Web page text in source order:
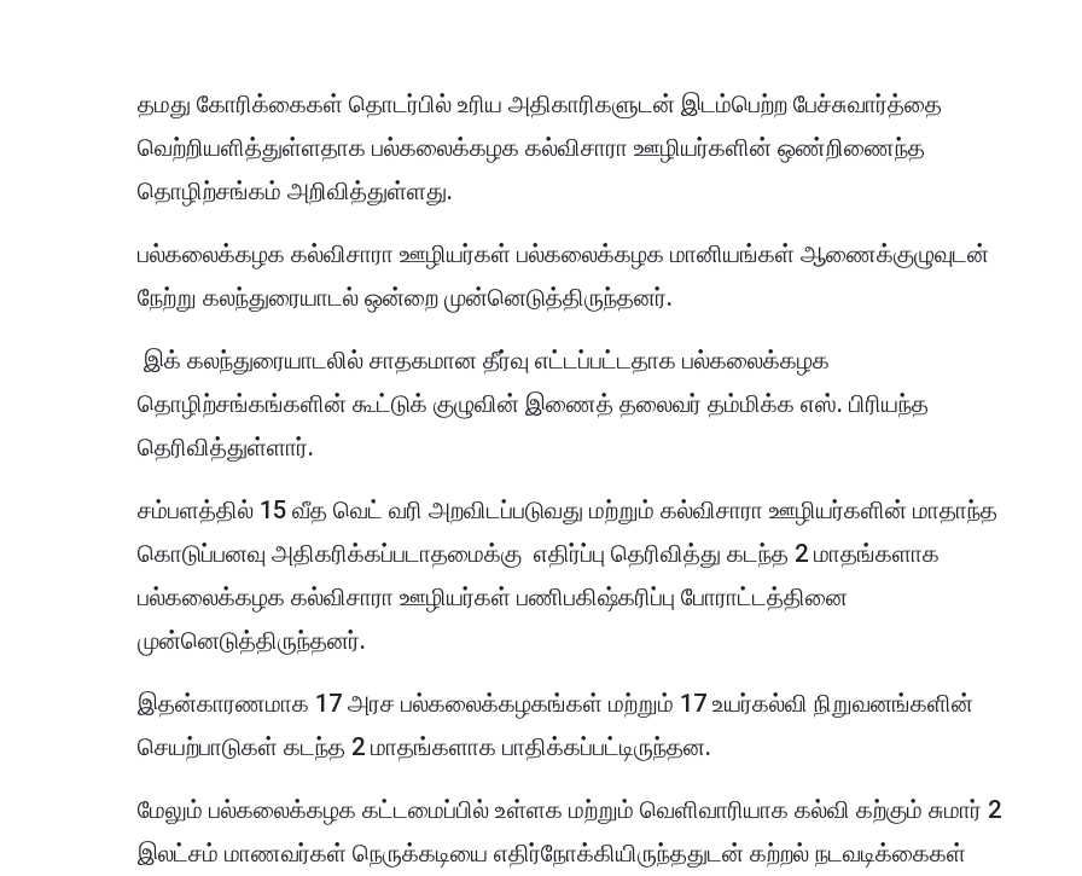
தமது கோரிக்கைகள் தொடர்பில் உரிய அதிகாரிகளுடன் இடம்பெற்ற பேச்சுவார்த்தை
வெற்றியளித்துள்ளதாக பல்கலைக்கழக கல்விசாரா ஊழியர்களின் ஒண்றிணைந்த
தொழிற்சங்கம் அறிவித்துள்ளது.
பல்கலைக்கழக கல்விசாரா ஊழியர்கள் பல்கலைக்கழக மானியங்கள் ஆணைக்குழுவுடன்
நேற்று கலந்துரையாடல் ஒன்றை முன்னெடுத்திருந்தனர்.
இக் கலந்துரையாடலில் சாதகமான தீர்வு எட்டப்பட்டதாக பல்கலைக்கழக
தொழிற்சங்கங்களின் கூட்டுக் குழுவின் இணைத் தலைவர் தம்மிக்க எஸ். பிரியந்த
தெரிவித்துள்ளார்.
சம்பளத்தில் 15 வீத வெட் வரி அறவிடப்படுவது மற்றும் கல்விசாரா ஊழியர்களின் மாதாந்த
கொடுப்பனவு அதிகரிக்கப்படாதமைக்கு எதிர்ப்பு தெரிவித்து கடந்த 2 மாதங்களாக
பல்கலைக்கழக கல்விசாரா ஊழியர்கள் பணிபகிஷ்கரிப்பு போராட்டத்தினை
முன்னெடுத்திருந்தனர்.
இதன்காரணமாக 17 அரச பல்கலைக்கழகங்கள் மற்றும் 17 உயர்கல்வி நிறுவனங்களின்
செயற்பாடுகள் கடந்த 2 மாதங்களாக பாதிக்கப்பட்டிருந்தன.
மேலும் பல்கலைக்கழக கட்டமைப்பில் உள்ளக மற்றும் வெளிவாரியாக கல்வி கற்கும் சுமார் 2
இலட்சம் மாணவர்கள் நெருக்கடியை எதிர்நோக்கியிருந்ததுடன் கற்றல் நடவடிக்கைகள்